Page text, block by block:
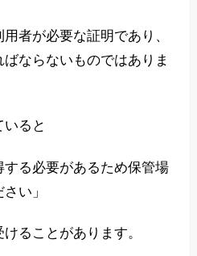
者が必要な証明であり、
ならないものではありま
いると
する必要があるため保管場
い」
ることがあります。